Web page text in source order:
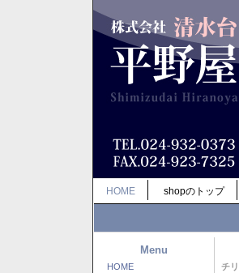
HOME shopのトップ
Menu
HOME チリ